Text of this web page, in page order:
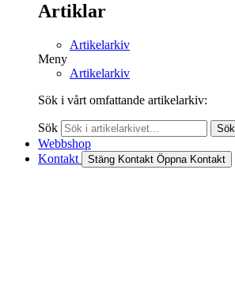
Artiklar
Artikelarkiv
Meny
Artikelarkiv
Sök i vårt omfattande artikelarkiv:
Sök Sök
Webbshop
Kontakt
Stäng Kontakt Öppna Kontakt